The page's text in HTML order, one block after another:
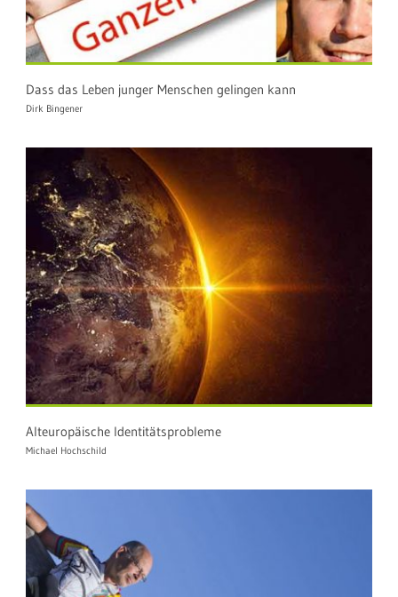
Dass das Leben junger Menschen gelingen kann
Dirk Bingener
Alteuropäische Identitätsprobleme
Michael Hochschild